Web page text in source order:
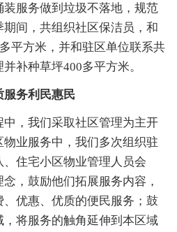
服务做到垃圾不落地，规范
间，共组织社区保洁员，和
平方米，并和驻区单位联系共
补种草坪400多平方米。
务利民惠民
，我们采取社区管理为主开
业服务中，我们多次组织驻
住宅小区物业管理人员会
，鼓励他们拓展服务内容，
优惠、优质的便民服务；鼓
将服务的触角延伸到本区域